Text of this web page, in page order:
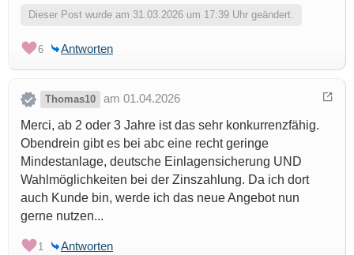
Dieser Post wurde am 31.03.2026 um 17:39 Uhr geändert.
6 Antworten
Thomas10
am 01.04.2026
Merci, ab 2 oder 3 Jahre ist das sehr konkurrenzfähig.
Obendrein gibt es bei abc eine recht geringe
Mindestanlage, deutsche Einlagensicherung UND
Wahlmöglichkeiten bei der Zinszahlung. Da ich dort
auch Kunde bin, werde ich das neue Angebot nun
gerne nutzen...
1 Antworten